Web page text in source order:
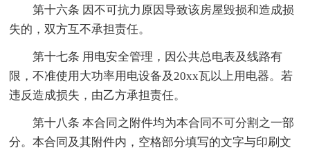
第十六条 因不可抗力原因导致该房屋毁损和造成损
失的，双方互不承担责任。
第十七条 用电安全管理，因公共总电表及线路有
限，不准使用大功率用电设备及20xx瓦以上用电器。若
违反造成损失，由乙方承担责任。
第十八条 本合同之附件均为本合同不可分割之一部
分。本合同及其附件内，空格部分填写的文字与印刷文